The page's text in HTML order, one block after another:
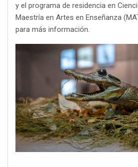
y el programa de residencia en
Maestría en Artes en Enseñanza
para más información.